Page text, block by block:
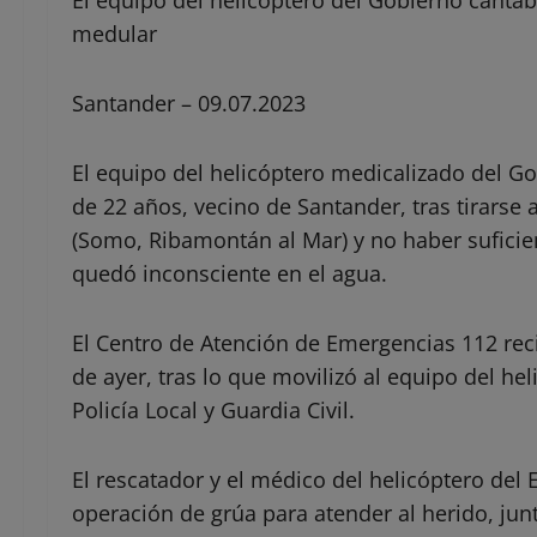
medular
Santander – 09.07.2023
El equipo del helicóptero medicalizado del
de 22 años, vecino de Santander, tras
(Somo, Ribamontán al Mar) y no haber
quedó inconsciente en el agua.
El Centro de Atención de Emergencias 112
de ayer, tras lo que movilizó al equipo del
Policía Local y Guardia Civil.
El rescatador y el médico del helicóptero del
operación de grúa para atender al herido,